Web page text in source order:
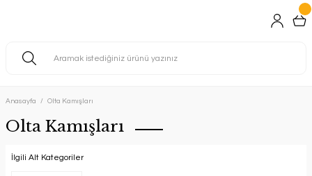
Anasayfa Olta Kamışları
Olta Kamışları
İlgili Alt Kategoriler